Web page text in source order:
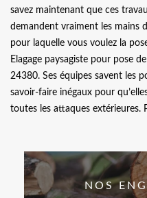
savez maintenant que ces
demandent vraiment les mains
pour laquelle vous voulez la
Elagage paysagiste pour pose
24380. Ses équipes savent les
savoir-faire inégaux pour
toutes les attaques extérieures.
NOS